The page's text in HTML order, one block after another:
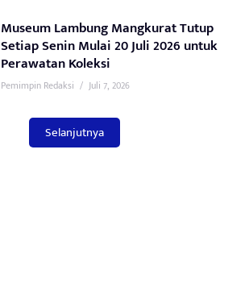
Museum Lambung Mangkurat Tutup
Setiap Senin Mulai 20 Juli 2026 untuk
Perawatan Koleksi
Pemimpin Redaksi / Juli 7, 2026
Selanjutnya